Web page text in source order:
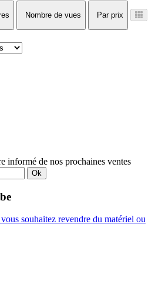
Nombre de vues Par prix
informé de nos prochaines ventes
Ok